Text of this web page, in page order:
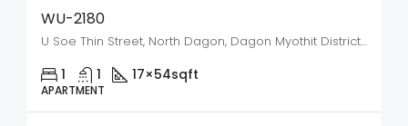
WU-2180
U Soe Thin Street, North Dagon, Dagon Myothit District, Yangon City, Yangon, 11421, Myanmar
1 1 17×54sqft
APARTMENT